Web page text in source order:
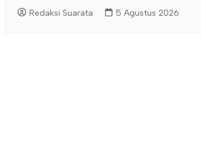
Redaksi Suarata 5 Agustus 2026